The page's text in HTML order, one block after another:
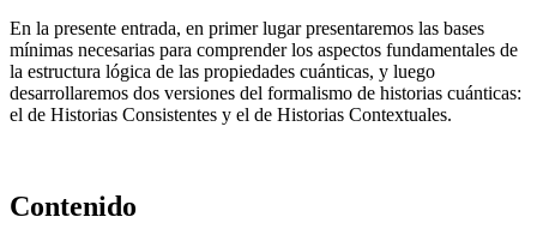
En la presente entrada, en primer lugar presentaremos las bases
mínimas necesarias para comprender los aspectos fundamentales de
la estructura lógica de las propiedades cuánticas, y luego
desarrollaremos dos versiones del formalismo de historias cuánticas:
el de Historias Consistentes y el de Historias Contextuales.
Contenido